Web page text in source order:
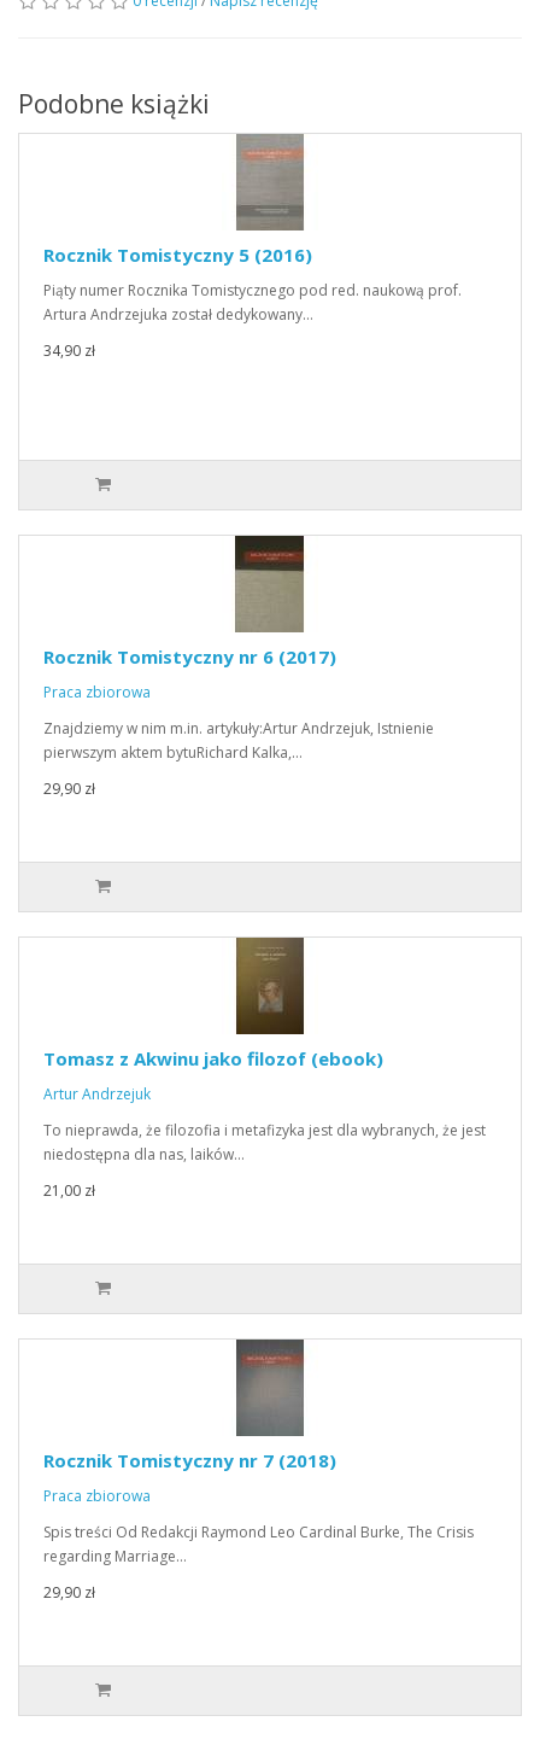
Podobne książki
Rocznik Tomistyczny 5 (2016)
Piąty numer Rocznika Tomistycznego pod red. naukową prof.
Artura Andrzejuka został dedykowany…
34,90 zł
Rocznik Tomistyczny nr 6 (2017)
Praca zbiorowa
Znajdziemy w nim m.in. artykuły:Artur Andrzejuk, Istnienie
pierwszym aktem bytuRichard Kalka,…
29,90 zł
Tomasz z Akwinu jako filozof (ebook)
Artur Andrzejuk
To nieprawda, że filozofia i metafizyka jest dla wybranych, że jest
niedostępna dla nas, laików…
21,00 zł
Rocznik Tomistyczny nr 7 (2018)
Praca zbiorowa
Spis treści Od Redakcji Raymond Leo Cardinal Burke, The Crisis
regarding Marriage…
29,90 zł